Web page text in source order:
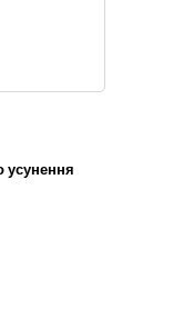
усунення